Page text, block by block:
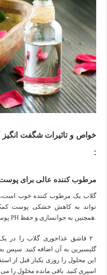
خواص و تاثیرات شگفت انگیز
:
مرطوب کننده عالی برای
گلاب یک مرطوب کننده خوب
تواند به کاهش خشکی پوست
.همچنین به جوانسازی و حفظ PH پوست کمک می کند.
گلیسیرین به آن اضافه کنید. سپس
این محلول را روزی یکبار قبل از
اسپری کنید. باقی مانده محلول را می توانید تا ۱۰ روز در جای